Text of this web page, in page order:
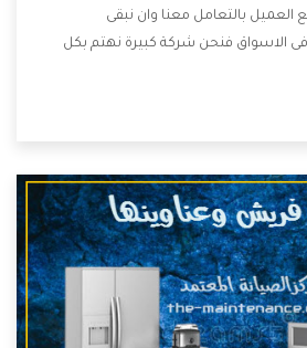
بالتعامل معنا وان نبقى
الاسواق فنحن شركة كبيرة نهتم بكل
خدمة الصيانة التى تكون من أهم
لكثير من العملاء